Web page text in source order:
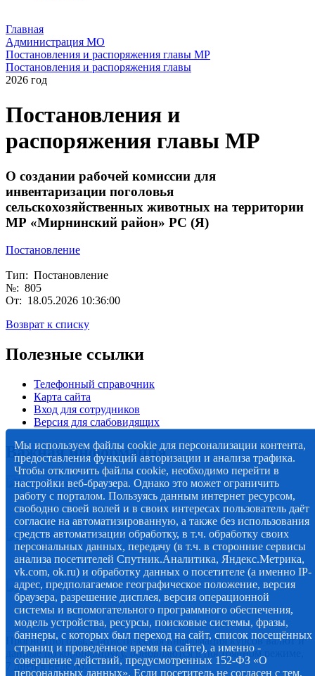
Главная
Администрация МО
Постановления и распоряжения главы МР
Постановления и распоряжения главы
2026 год
Постановления и
распоряжения главы МР
О создании рабочей комиссии для
инвентаризации поголовья
сельскохозяйственных животных на территории
МР «Мирнинский район» РС (Я)
Постановление
Тип: Постановление
№: 805
От: 18.05.2026 10:36:00
Возврат к списку
Полезные ссылки
Телефонный справочник
Карта сайта
Вход для сотрудников
Версия для слабовидящих
Важная информация
Прогноз погоды, статистическая информация курсов валют и
данные по коронавирусу, обновляются в постоянном режиме,
7 дней в неделю.
Мы используем файлы cookie для персонализации контента,
предоставления функций авторизации и анализа трафика.
Чтобы отключить файлы cookie, необходимо перейти в
настройки веб-браузера. Однако это может ограничить
работу с порталом. Пользуясь данным интернет ресурсом,
свободно своей волей и в своих интересах пользователь даёт
согласие на автоматизированную, а также без использования
средств автоматизации обработку, в т.ч. обработку своих
персональных данных, передачу (в т.ч. в сторонние сервисы
анализа посетителей Спутник.Аналитика, Яндекс.Метрика,
vk.com, ok.ru) и обработку данных о посетителе (а именно IP-
адрес, предполагаемое географическое положение, версия
браузера, разрешение дисплея, версия операционной
системы и вспомогательного программного обеспечения,
модель устройства, ресурсы, поисковые системы, фразы,
баннеры, с которых был переход на сайт, список посещённых
страниц и проведённое время на сайте), а именно -
совершение действий, предусмотренных 152-ФЗ «О
персональных данных». Если посетитель не согласен с тем,